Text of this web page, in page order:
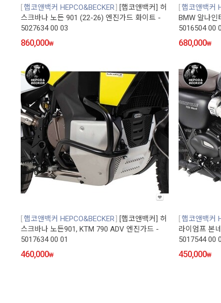
햅코앤백커 HEPCO&BECKER
[햅코앤백커] 허
스크바나 노든 901 (22-26) 엔진가드 화이트 -
5027634 00 03
860,000₩
햅코앤백커
BMW 알나
5016504 00
680,000₩
햅코앤백커 HEPCO&BECKER
[햅코앤백커] 허
스크바나 노든901, KTM 790 ADV 엔진가드 -
5017634 00 01
460,000₩
햅코앤백커
라이엄프 본
5017544 00
450,000₩